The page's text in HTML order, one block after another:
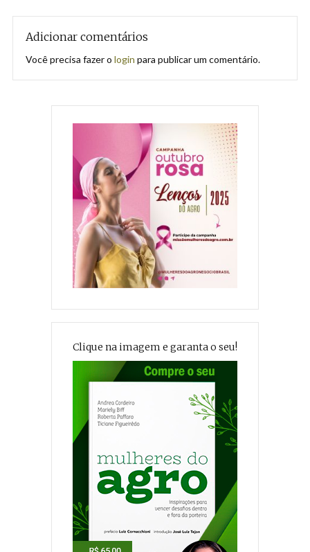
Adicionar comentários
Você precisa fazer o login para publicar um comentário.
Clique na imagem e garanta o seu!